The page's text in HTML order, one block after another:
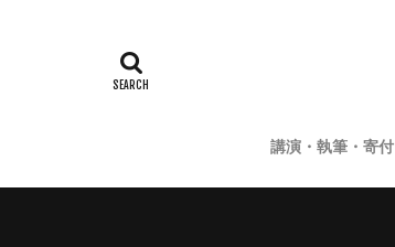
講演・執筆・寄付